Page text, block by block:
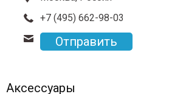
+7 (495) 662-98-03
Отправить
Аксессуары